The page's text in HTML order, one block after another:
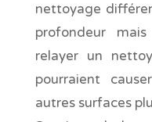
nettoyage
profondeur
relayer un
pourraient
autres surfaces